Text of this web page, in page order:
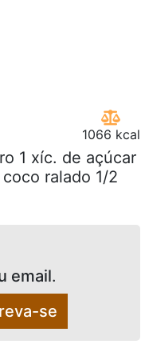
1066 kcal
1 xíc. de açúcar
ralado 1/2
email.
se